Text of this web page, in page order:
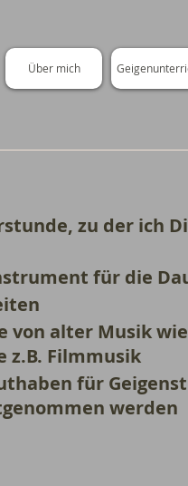
Über mich
zu der ich
für die
von alter Musik
z.B. Filmmusik
für
werden